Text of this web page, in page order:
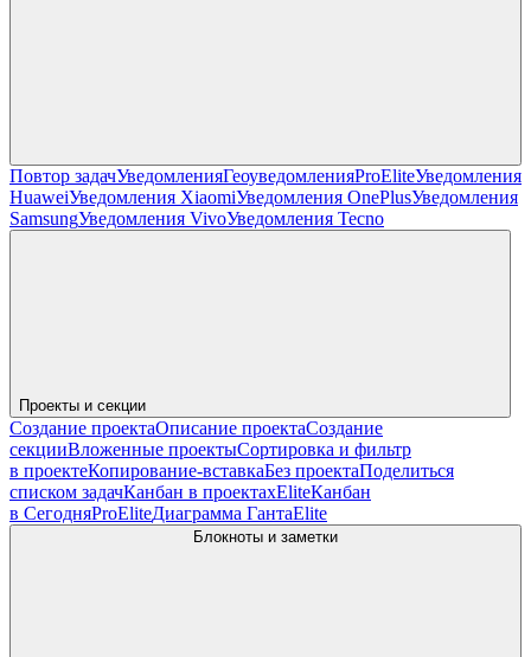
Повтор задачУведомленияГеоуведомленияProEliteУведомления
HuaweiУведомления XiaomiУведомления OnePlusУведомления
SamsungУведомления VivoУведомления Tecno
Проекты и секции
Создание проектаОписание проектаСоздание
секцииВложенные проектыСортировка и фильтр
в проектеКопирование-вставкаБез проектаПоделиться
списком задачКанбан в проектахEliteКанбан
в СегодняProEliteДиаграмма ГантаElite
Блокноты и заметки